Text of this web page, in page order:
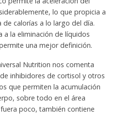
lo que propicia a
de calorías a lo largo del día.
a la eliminación de líquidos
una mejor definición.
Nutrition nos comenta
inhibidores de cortisol y otros
que permiten la acumulación
sobre todo en el área
poco, también contiene